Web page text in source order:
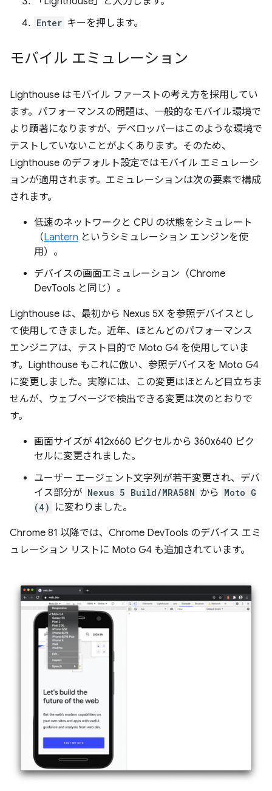
Enter キーを押します。
モバイル エミュレーション
Lighthouse はモバイル ファーストの考え方を採用してい
ます。パフォーマンスの問題は、一般的なモバイル環境で
より顕著になりますが、デベロッパーはこのような環境で
テストしていないことがよくあります。そのため、
Lighthouse のデフォルト設定ではモバイル エミュレーシ
ョンが適用されます。エミュレーションは次の要素で構成
されます。
低速のネットワークと CPU の状態をシミュレート
（Lantern というシミュレーション エンジンを使
用）。
デバイスの画面エミュレーション（Chrome
DevTools と同じ）。
Lighthouse は、最初から Nexus 5X を参照デバイスとし
て使用してきました。近年、ほとんどのパフォーマンス
エンジニアは、テスト目的で Moto G4 を使用していま
す。Lighthouse もこれに倣い、参照デバイスを Moto G4
に変更しました。実際には、この変更はほとんど目立ちま
せんが、ウェブページで検出できる変更は次のとおりで
す。
画面サイズが 412x660 ピクセルから 360x640 ピク
セルに変更されました。
ユーザー エージェント文字列が若干変更され、デバ
イス部分が Nexus 5 Build/MRA58N から Moto G
(4)
に変わりました。
Chrome 81 以降では、Chrome DevTools のデバイス エミ
ュレーション リストに Moto G4 も追加されています。